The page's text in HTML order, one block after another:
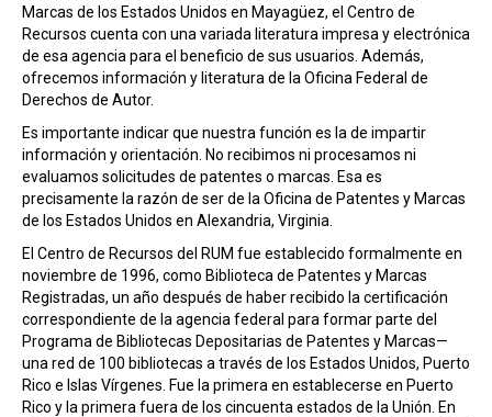
Marcas de los Estados Unidos en Mayagüez, el Centro de
Recursos cuenta con una variada literatura impresa y electrónica
de esa agencia para el beneficio de sus usuarios. Además,
ofrecemos información y literatura de la Oficina Federal de
Derechos de Autor.
Es importante indicar que nuestra función es la de impartir
información y orientación. No recibimos ni procesamos ni
evaluamos solicitudes de patentes o marcas. Esa es
precisamente la razón de ser de la Oficina de Patentes y Marcas
de los Estados Unidos en Alexandria, Virginia.
El Centro de Recursos del RUM fue establecido formalmente en
noviembre de 1996, como Biblioteca de Patentes y Marcas
Registradas, un año después de haber recibido la certificación
correspondiente de la agencia federal para formar parte del
Programa de Bibliotecas Depositarias de Patentes y Marcas—
una red de 100 bibliotecas a través de los Estados Unidos, Puerto
Rico e Islas Vírgenes. Fue la primera en establecerse en Puerto
Rico y la primera fuera de los cincuenta estados de la Unión. En